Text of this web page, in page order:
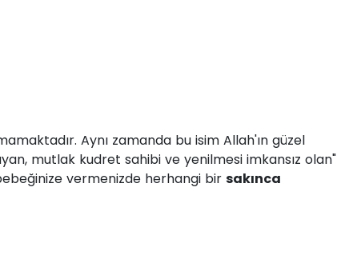
Aynı zamanda bu isim Allah'ın güzel
mutlak kudret sahibi ve yenilmesi imkansız olan"
vermenizde herhangi bir sakınca